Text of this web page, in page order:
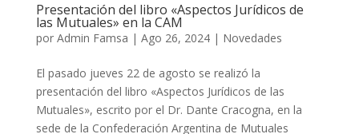
Presentación del libro «Aspectos Jurídicos de
las Mutuales» en la CAM
por Admin Famsa | Ago 26, 2024| Novedades
El pasado jueves 22 de agosto se realizó la
presentación del libro «Aspectos Jurídicos de las
Mutuales», escrito por el Dr. Dante Cracogna, en la
sede de la Confederación Argentina de Mutuales